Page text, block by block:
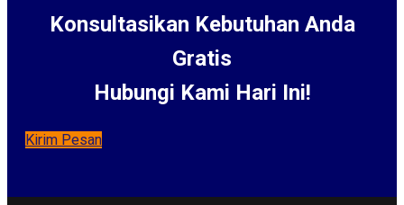
Konsultasikan Kebutuhan Anda
Gratis
Hubungi Kami Hari Ini!
Kirim Pesan